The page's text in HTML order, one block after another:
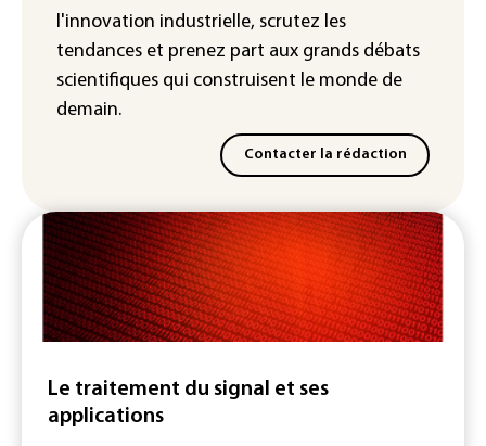
l'innovation industrielle, scrutez les
tendances et prenez part aux grands débats
scientifiques qui construisent le monde de
demain.
Contacter la rédaction
Le traitement du signal et ses
applications